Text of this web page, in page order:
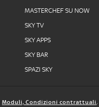
MASTERCHEF SU NOW
SKY TV
SKY APPS
SKY BAR
SPAZI SKY
Moduli, Condizioni contrattuali,